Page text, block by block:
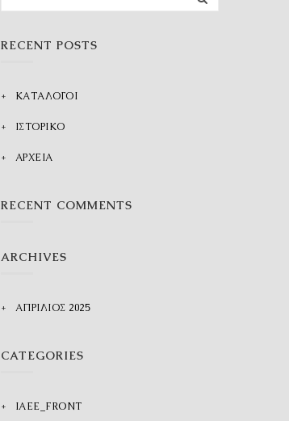
RECENT POSTS
ΚΑΤΑΛΟΓΟΙ
ΙΣΤΟΡΙΚΟ
ΑΡΧΕΙΑ
RECENT COMMENTS
ARCHIVES
ΑΠΡΊΛΙΟΣ 2025
CATEGORIES
IAEE_FRONT